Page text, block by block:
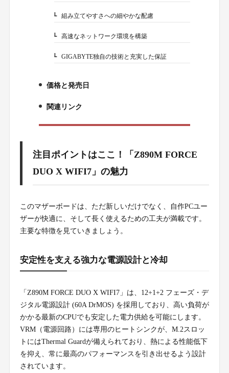
1-3.組み立てやすさへの細やかな配慮
1-4.高速なネットワーク環境を構築
1-5.GIGABYTE独自の技術と充実した保証
価格と発売日
3.
関連リンク
注目ポイントはここ！「Z890M FORCE
DUO X WIFI7」の魅力
このマザーボードは、ただ新しいだけでなく、自作PCユー
ザーが快適に、そして長く使えるための工夫が満載です。
主要な特徴を見ていきましょう。
安定性を支える強力な電源設計と冷却
「Z890M FORCE DUO X WIFI7」は、12+1+2 フェーズ・デ
ジタル電源設計 (60A DrMOS) を採用しており、高い負荷が
かかる最新のCPUでも安定した電力供給を可能にします。
VRM（電源回路）には専用のヒートシンクが、M.2スロッ
トにはThermal Guardが備えられており、熱による性能低下
を抑え、常に最高のパフォーマンスを引き出せるよう設計
されています。